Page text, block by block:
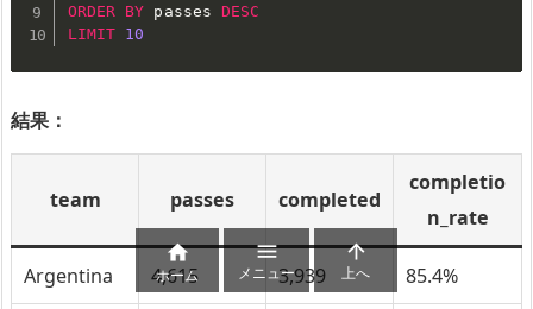
ORDER BY passes DESC
LIMIT 10
結果：
team passes completed
completio
n_rate
Argentina 4,615 3,939 85.4%

ホーム

メニュー

上へ